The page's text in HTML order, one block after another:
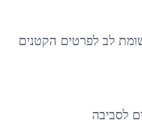
לב לפרטים הקטנים
לסביבה